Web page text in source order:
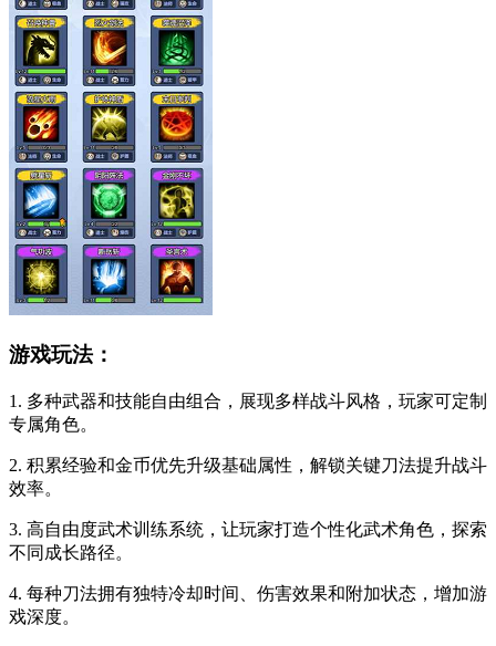
游戏玩法：
1. 多种武器和技能自由组合，展现多样战斗风格，玩家可定制
专属角色。
2. 积累经验和金币优先升级基础属性，解锁关键刀法提升战斗
效率。
3. 高自由度武术训练系统，让玩家打造个性化武术角色，探索
不同成长路径。
4. 每种刀法拥有独特冷却时间、伤害效果和附加状态，增加游
戏深度。